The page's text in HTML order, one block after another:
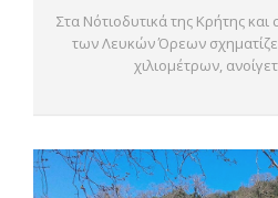
Στα Νότιοδυτικά της Κρήτης
των Λευκών Όρεων
χιλιομέτρων,